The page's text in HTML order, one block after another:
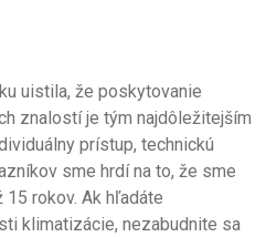
uistila, že poskytovanie
znalostí je tým najdôležitejším
prístup, technickú
sme hrdí na to, že sme
rokov. Ak hľadáte
klimatizácie, nezabudnite sa